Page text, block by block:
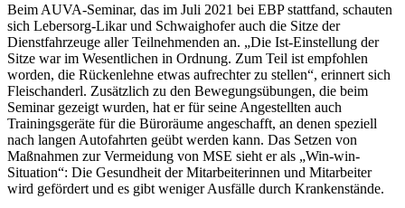
Beim AUVA-Seminar, das im Juli 2021 bei EBP stattfand, schauten
sich Lebersorg-Likar und Schwaighofer auch die Sitze der
Dienstfahrzeuge aller Teilnehmenden an. „Die Ist-Einstellung der
Sitze war im Wesentlichen in Ordnung. Zum Teil ist empfohlen
worden, die Rückenlehne etwas aufrechter zu stellen“, erinnert sich
Fleischanderl. Zusätzlich zu den Bewegungsübungen, die beim
Seminar gezeigt wurden, hat er für seine Angestellten auch
Trainingsgeräte für die Büroräume angeschafft, an denen speziell
nach langen Autofahrten geübt werden kann. Das Setzen von
Maßnahmen zur Vermeidung von MSE sieht er als „Win-win-
Situation“: Die Gesundheit der Mitarbeiterinnen und Mitarbeiter
wird gefördert und es gibt weniger Ausfälle durch Krankenstände.